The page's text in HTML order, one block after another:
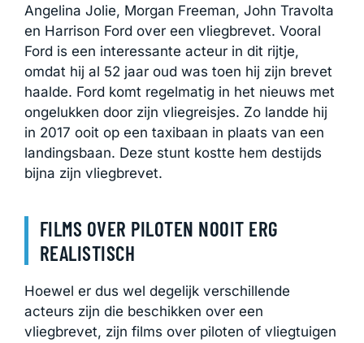
Angelina Jolie, Morgan Freeman, John Travolta
en Harrison Ford over een vliegbrevet. Vooral
Ford is een interessante acteur in dit rijtje,
omdat hij al 52 jaar oud was toen hij zijn brevet
haalde. Ford komt regelmatig in het nieuws met
ongelukken door zijn vliegreisjes. Zo landde hij
in 2017 ooit op een taxibaan in plaats van een
landingsbaan. Deze stunt kostte hem destijds
bijna zijn vliegbrevet.
FILMS OVER PILOTEN NOOIT ERG
REALISTISCH
Hoewel er dus wel degelijk verschillende
acteurs zijn die beschikken over een
vliegbrevet, zijn films over piloten of vliegtuigen